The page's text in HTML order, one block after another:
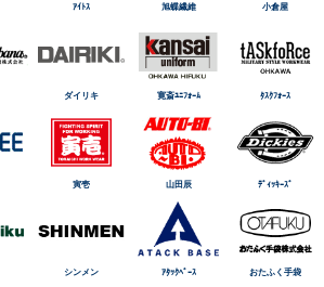
ｱｲﾄｽ 旭蝶繊維 小倉屋
ダイリキ 寛斎ﾕﾆﾌｫｰﾑ ﾀｽｸﾌｫｰｽ
寅壱 山田辰 ﾃﾞｨｯｷｰｽﾞ
シンメン ｱﾀｯｸﾍﾞｰｽ おたふく手袋